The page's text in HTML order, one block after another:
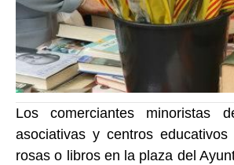
Los comerciantes minoristas
asociativas y centros
rosas o libros en la plaza del